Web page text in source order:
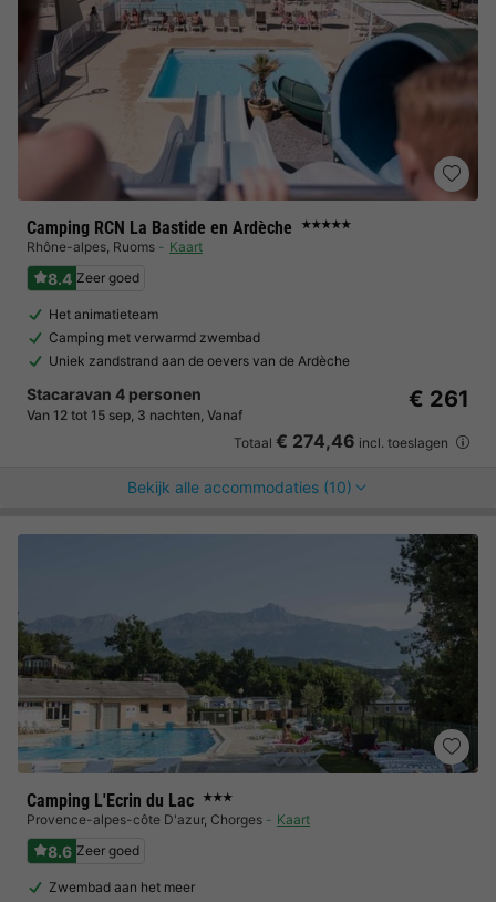
Camping RCN La Bastide en Ardèche ★★★★★
Rhône-alpes, Ruoms Kaart
8.4 Zeer goed
Het animatieteam
Camping met verwarmd zwembad
Uniek zandstrand aan de oevers van de Ardèche
Stacaravan 4 personen
Van 12 tot 15 sep, 3 nachten, Vanaf
€ 261
Totaal € 274,46 incl. toeslagen
Bekijk alle accommodaties (10)
Camping L'Ecrin du Lac ★★★
Provence-alpes-côte D'azur, Chorges Kaart
8.6 Zeer goed
Zwembad aan het meer